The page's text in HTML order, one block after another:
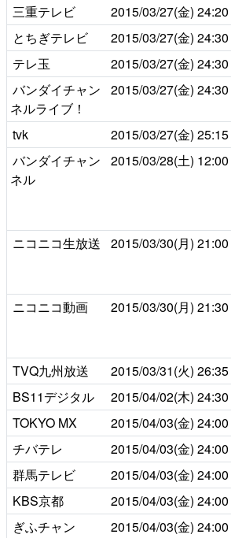
三重テレビ
2015/03/27(金) 24:20
とちぎテレビ
2015/03/27(金) 24:30
テレ玉
2015/03/27(金) 24:30
バンダイチャン
ネルライブ！
2015/03/27(金) 24:30
tvk 2015/03/27(金) 25:15
バンダイチャン
ネル
2015/03/28(土) 12:00
ニコニコ生放送 2015/03/30(月) 21:00
ニコニコ動画 2015/03/30(月) 21:30
TVQ九州放送 2015/03/31(火) 26:35
BS11デジタル
2015/04/02(木) 24:30
TOKYO MX
2015/04/03(金) 24:00
チバテレ
2015/04/03(金) 24:00
群馬テレビ
2015/04/03(金) 24:00
KBS京都
2015/04/03(金) 24:00
ぎふチャン
2015/04/03(金) 24:00